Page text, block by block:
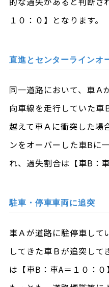
１０：０】となります。
直進とセンターラインオ
同一道路において、車Ａ
向車線を走行していた車
越えて車Ａに衝突した場
ンをオーバーした車Bに
れ、過失割合は【車B：
駐車・停車車両に追突
車Ａが道路に駐停車して
してきた車Ｂが追突し
は【車B：車A＝１０：０